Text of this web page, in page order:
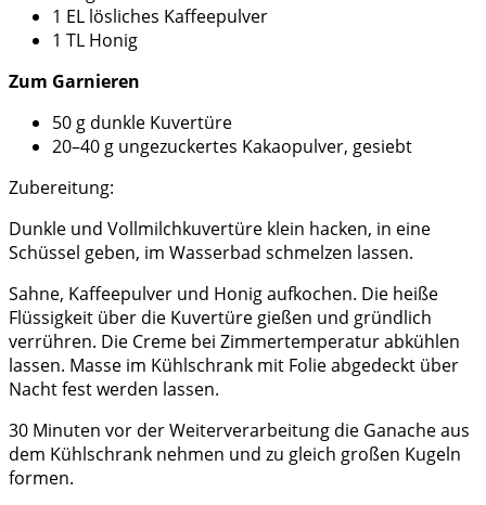
1 EL lösliches Kaffeepulver
1 TL Honig
Zum Garnieren
50 g dunkle Kuvertüre
20–40 g ungezuckertes Kakaopulver, gesiebt
Zubereitung:
Dunkle und Vollmilchkuvertüre klein hacken, in eine
Schüssel geben, im Wasserbad schmelzen lassen.
Sahne, Kaffeepulver und Honig aufkochen. Die heiße
Flüssigkeit über die Kuvertüre gießen und gründlich
verrühren. Die Creme bei Zimmertemperatur abkühlen
lassen. Masse im Kühlschrank mit Folie abgedeckt über
Nacht fest werden lassen.
30 Minuten vor der Weiterverarbeitung die Ganache aus
dem Kühlschrank nehmen und zu gleich großen Kugeln
formen.